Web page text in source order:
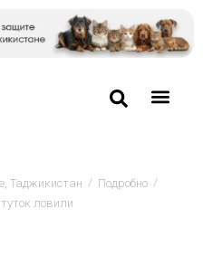
Таджикистан / Подробно /
ловили